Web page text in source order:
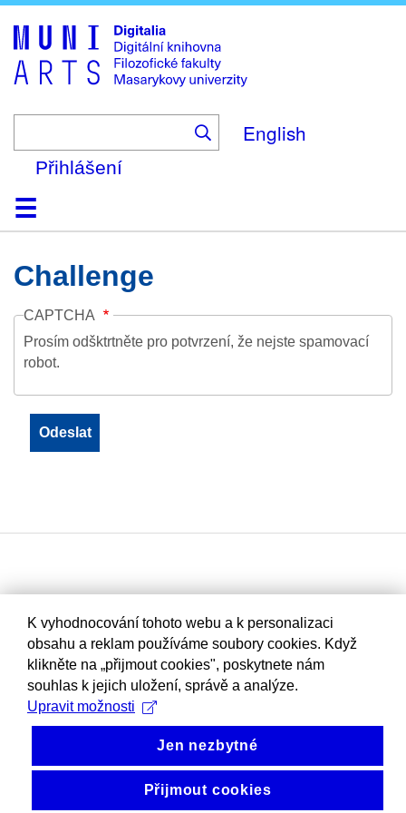
to
main
content
English
Přihlášení
DomůKolekce
Prohlížení
Vyhledávání
O platformě
Nápověda
KontaktDigitalia
Challenge
CAPTCHA
Prosím odšktrtněte pro potvrzení, že nejste spamovací
robot.
K vyhodnocování tohoto webu a k personalizaci
obsahu a reklam používáme soubory cookies. Když
klikněte na „přijmout cookies", poskytnete nám
souhlas k jejich uložení, správě a analýze.
Upravit možnosti
Jen nezbytné
Přijmout cookies